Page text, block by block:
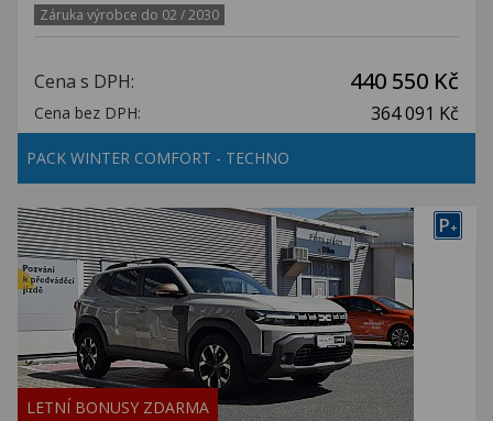
Záruka výrobce do 02 / 2030
Cena s DPH: 440 550 Kč
Cena bez DPH: 364 091 Kč
PACK WINTER COMFORT - TECHNO
P+
LETNÍ BONUSY ZDARMA